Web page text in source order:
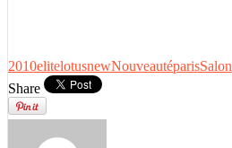
2010elitelotusnewNouveautéparisSalon
Share